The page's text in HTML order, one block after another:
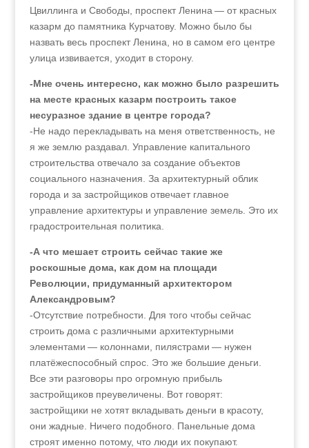
Цвиллинга и Свободы, проспект Ленина — от красных
казарм до памятника Курчатову. Можно было бы
назвать весь проспект Ленина, но в самом его центре
улица извивается, уходит в сторону.
-Мне очень интересно, как можно было разрешить
на месте красных казарм построить такое
несуразное здание в центре города?
-Не надо перекладывать на меня ответственность, не
я же землю раздавал. Управление капитального
строительства отвечало за создание объектов
социального назначения. За архитектурный облик
города и за застройщиков отвечает главное
управление архитектуры и управление земель. Это их
градостроительная политика.
-А что мешает строить сейчас такие же
роскошные дома, как дом на площади
Революции, придуманный архитектором
Александровым?
-Отсутствие потребности. Для того чтобы сейчас
строить дома с различными архитектурными
элементами — колоннами, пилястрами — нужен
платёжеспособный спрос. Это же большие деньги.
Все эти разговоры про огромную прибыль
застройщиков преувеличены. Вот говорят:
застройщики не хотят вкладывать деньги в красоту,
они жадные. Ничего подобного. Панельные дома
строят именно потому, что люди их покупают.